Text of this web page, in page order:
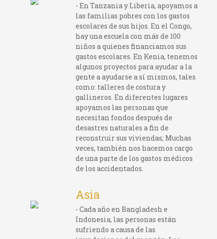
- En Tanzania y Liberia, apoyamos a
las familias pobres con los gastos
escolares de sus hijos. En el Congo,
hay una escuela con más de 100
niños a quienes financiamos sus
gastos escolares. En Kenia, tenemos
algunos proyectos para ayudar a la
gente a ayudarse a sí mismos, tales
como: talleres de costura y
gallineros. En diferentes lugares
apoyamos las personas que
necesitan fondos después de
desastres naturales a fin de
reconstruir sus viviendas; Muchas
veces, también nos hacemos cargo
de una parte de los gastos médicos
de los accidentados.
Asia
- Cada año en Bangladesh e
Indonesia, las personas están
sufriendo a causa de las